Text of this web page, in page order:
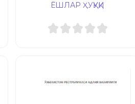
ЁШЛАР ҲУҚУҚИ